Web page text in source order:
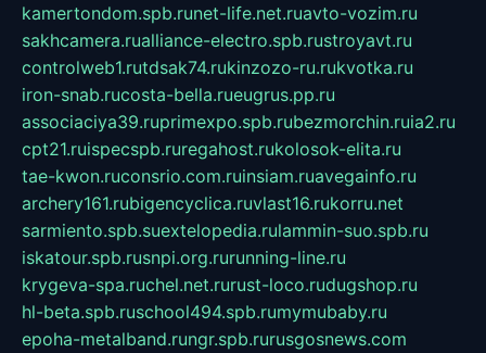
kamertondom.spb.runet-life.net.ruavto-vozim.ru
sakhcamera.rualliance-electro.spb.rustroyavt.ru
controlweb1.rutdsak74.rukinzozo-ru.rukvotka.ru
iron-snab.rucosta-bella.rueugrus.pp.ru
associaciya39.ruprimexpo.spb.rubezmorchin.ruia2.ru
cpt21.ruispecspb.ruregahost.rukolosok-elita.ru
tae-kwon.ruconsrio.com.ruinsiam.ruavegainfo.ru
archery161.rubigencyclica.ruvlast16.rukorru.net
sarmiento.spb.suextelopedia.rulammin-suo.spb.ru
iskatour.spb.rusnpi.org.rurunning-line.ru
krygeva-spa.ruchel.net.rurust-loco.rudugshop.ru
hl-beta.spb.ruschool494.spb.rumymubaby.ru
epoha-metalband.rungr.spb.rurusgosnews.com